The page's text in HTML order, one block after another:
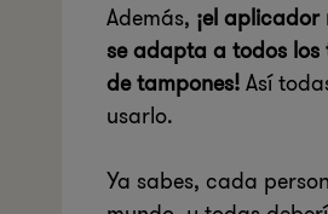
Además, ¡el
se adapta a todos los
de tampones!Así
usarlo.
Ya sabes, cada